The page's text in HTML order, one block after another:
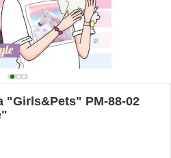
"Girls&Pets" РМ-88-02